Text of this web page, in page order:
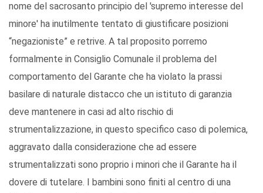
nome del sacrosanto principio del 'supremo interesse del
minore' ha inutilmente tentato di giustificare posizioni
“negazioniste” e retrive. A tal proposito porremo
formalmente in Consiglio Comunale il problema del
comportamento del Garante che ha violato la prassi
basilare di naturale distacco che un istituto di garanzia
deve mantenere in casi ad alto rischio di
strumentalizzazione, in questo specifico caso di polemica,
aggravato dalla considerazione che ad essere
strumentalizzati sono proprio i minori che il Garante ha il
dovere di tutelare. I bambini sono finiti al centro di una